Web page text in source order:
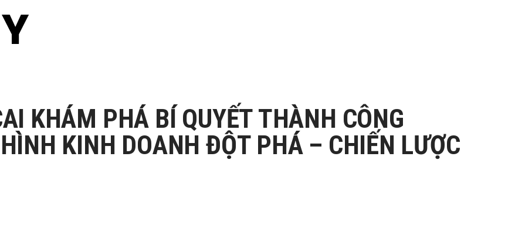
KHÁM PHÁ BÍ QUYẾT THÀNH CÔNG
KINH DOANH ĐỘT PHÁ – CHIẾN LƯỢC